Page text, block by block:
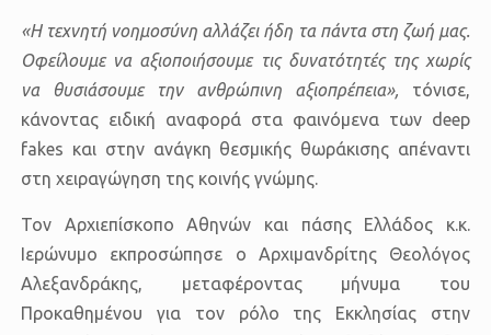
«Η τεχνητή νοημοσύνη αλλάζει ήδη τα πάντα στη ζωή μας.
Οφείλουμε να αξιοποιήσουμε τις δυνατότητές της χωρίς
να θυσιάσουμε την ανθρώπινη αξιοπρέπεια», τόνισε,
κάνοντας ειδική αναφορά στα φαινόμενα των deep
fakes και στην ανάγκη θεσμικής θωράκισης απέναντι
στη χειραγώγηση της κοινής γνώμης.
Τον Αρχιεπίσκοπο Αθηνών και πάσης Ελλάδος κ.κ.
Ιερώνυμο εκπροσώπησε ο Αρχιμανδρίτης Θεολόγος
Αλεξανδράκης, μεταφέροντας μήνυμα του
Προκαθημένου για τον ρόλο της Εκκλησίας στην